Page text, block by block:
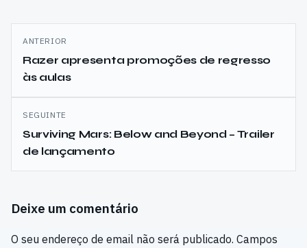
Navegação
de
artigos
ANTERIOR
Razer apresenta promoções de regresso
às aulas
SEGUINTE
Surviving Mars: Below and Beyond – Trailer
de lançamento
Deixe um comentário
O seu endereço de email não será publicado. Campos